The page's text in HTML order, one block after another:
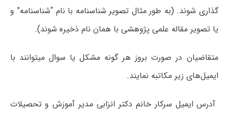
گذاری شوند. (به طور مثال تصویر شناسنامه با نام “شناسنامه” و
یا تصویر مقاله علمی پژوهشی با همان نام ذخیره شوند).
متقاضیان در صورت بروز هر گونه مشکل یا سوال میتوانند با
ایمیل‌های زیر مکاتبه نمایند.
آدرس ایمیل سرکار خانم دکتر انزابی مدیر آموزش و تحصیلات